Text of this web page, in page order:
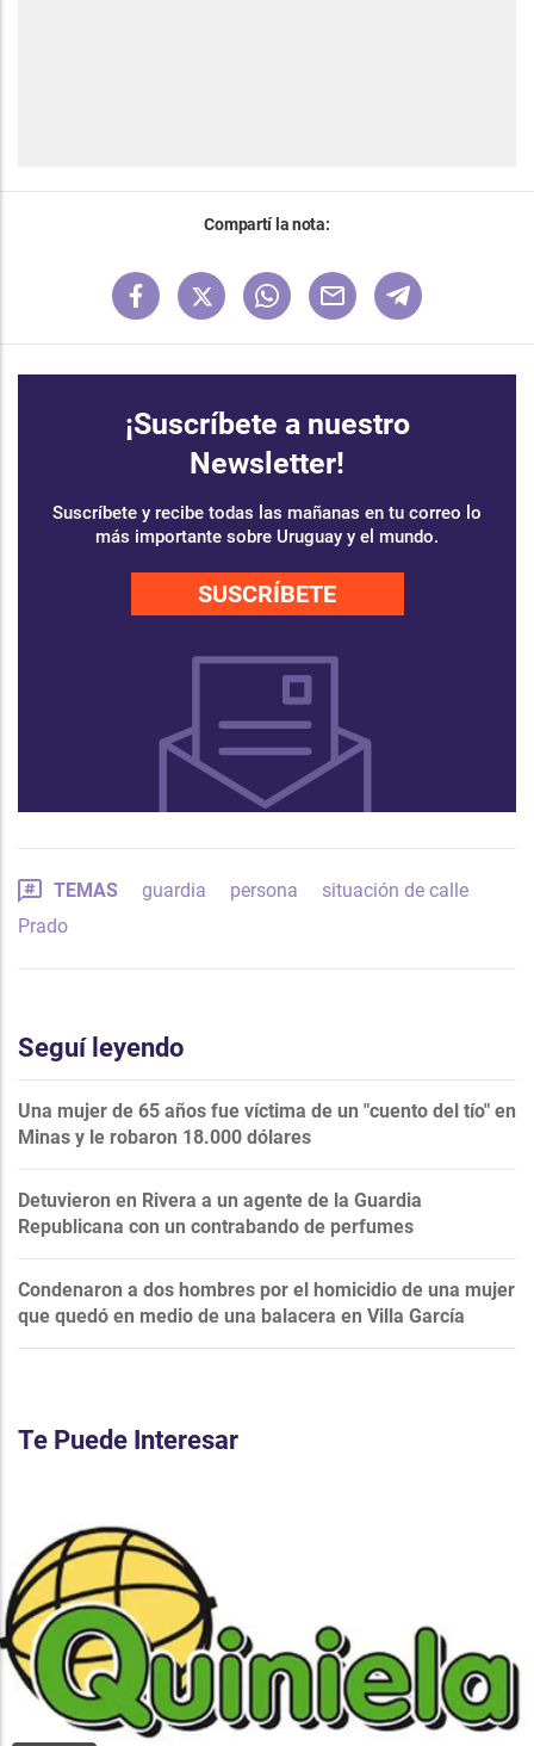
Compartí la nota:
¡Suscríbete a nuestro
Newsletter!
Suscríbete y recibe todas las mañanas en tu correo lo
más importante sobre Uruguay y el mundo.
SUSCRÍBETE
TEMAS guardia persona
situación de calle
Prado
Seguí leyendo
Una mujer de 65 años fue víctima de un "cuento del tío" en
Minas y le robaron 18.000 dólares
Detuvieron en Rivera a un agente de la Guardia
Republicana con un contrabando de perfumes
Condenaron a dos hombres por el homicidio de una mujer
que quedó en medio de una balacera en Villa García
Te Puede Interesar